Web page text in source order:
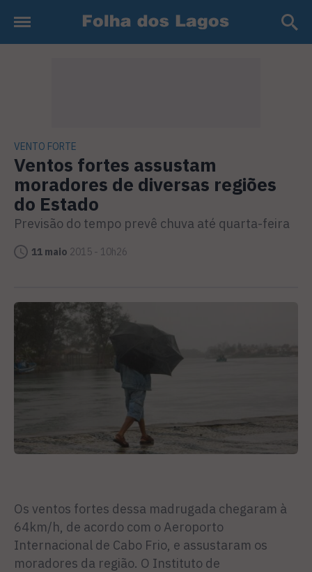
VENTO FORTE
Ventos fortes assustam
moradores de diversas regiões
do Estado
Previsão do tempo prevê chuva até quarta-feira
11 maio 2015 - 10h26
Os ventos fortes dessa madrugada chegaram à
64km/h, de acordo com o Aeroporto
Internacional de Cabo Frio, e assustaram os
moradores da região. O Instituto de